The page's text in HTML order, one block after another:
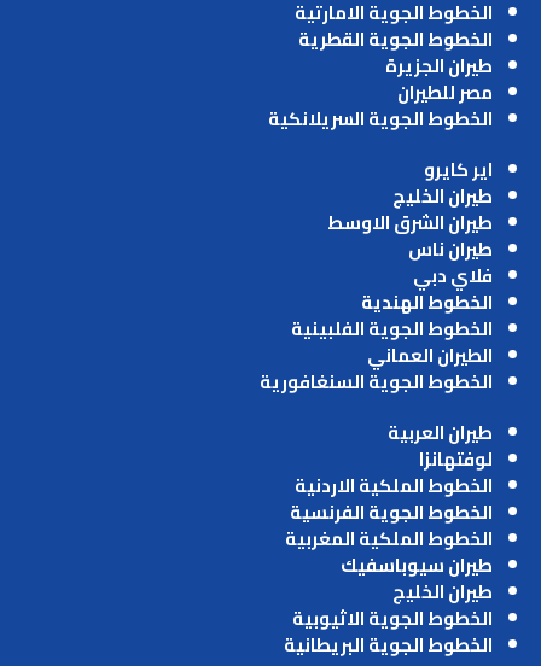
الخطوط الجوية الامارتية
الخطوط الجوية القطرية
طيران الجزيرة
مصر للطيران
الخطوط الجوية السريلانكية
اير كايرو
طيران الخليج
طيران الشرق الاوسط
طيران ناس
فلاي دبي
الخطوط الهندية
الخطوط الجوية الفلبينية
الطيران العماني
الخطوط الجوية السنغافورية
طيران العربية
لوفتهانزا
الخطوط الملكية الاردنية
الخطوط الجوية الفرنسية
الخطوط الملكية المغربية
طيران سيوباسفيك
طيران الخليج
الخطوط الجوية الاثيوبية
الخطوط الجوية البريطانية